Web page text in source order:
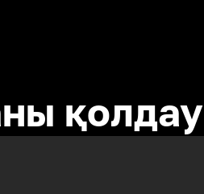
қолдау